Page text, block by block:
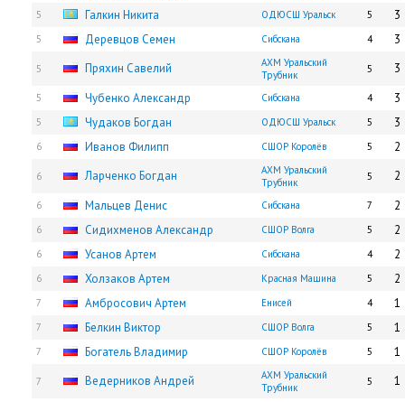
5 Галкин Никита ОДЮСШ Уральск 5 3
5 Деревцов Семен Сибскана 4 3
5 Пряхин Савелий
АХМ Уральский
Трубник
5 3
5 Чубенко Александр Сибскана 4 3
5 Чудаков Богдан ОДЮСШ Уральск 5 3
6 Иванов Филипп СШОР Королёв 5 2
6 Ларченко Богдан
АХМ Уральский
Трубник
5 2
6 Мальцев Денис Сибскана 7 2
6 Сидихменов Александр СШОР Волга 5 2
6 Усанов Артем Сибскана 4 2
6 Холзаков Артем Красная Машина 5 2
7 Амбросович Артем Енисей 4 1
7 Белкин Виктор СШОР Волга 5 1
7 Богатель Владимир СШОР Королёв 5 1
7 Ведерников Андрей
АХМ Уральский
Трубник
5 1